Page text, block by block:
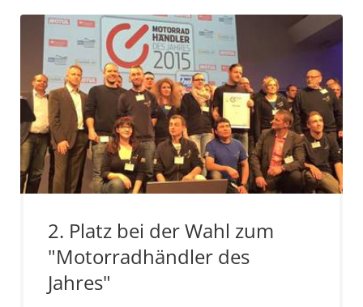
2. Platz bei der Wahl zum
"Motorradhändler des
Jahres"